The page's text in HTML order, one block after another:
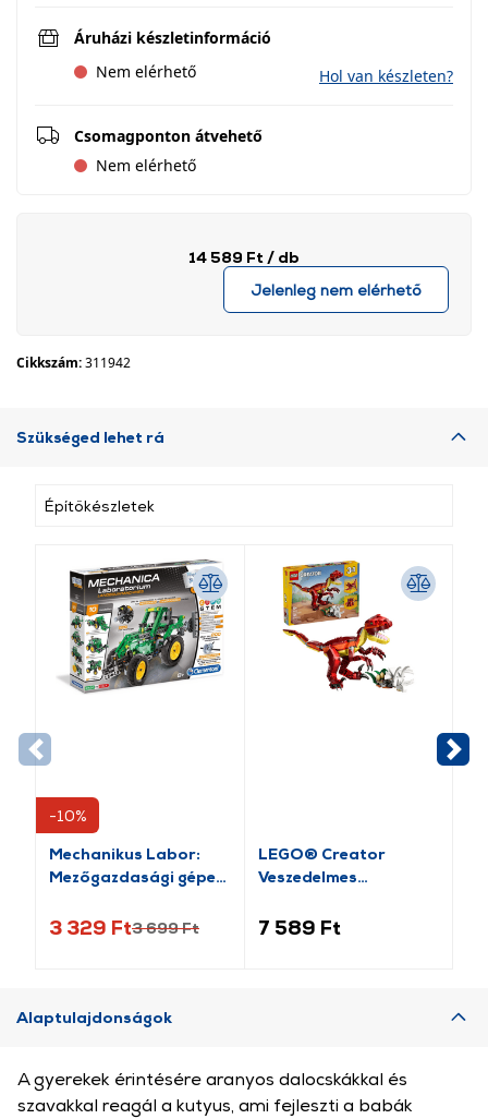
Áruházi készletinformáció
Nem elérhető
Hol van készleten?
Csomagponton átvehető
Nem elérhető
14 589 Ft / db
Jelenleg nem elérhető
Cikkszám:311942
Szükséged lehet rá
Építőkészletek
-10%
Mechanikus Labor:
Mezőgazdasági gépek
3 329 Ft3 699 Ft
LEGO® Creator
Veszedelmes
7 589 Ft
Alaptulajdonságok
A gyerekek érintésére aranyos dalocskákkal és
szavakkal reagál a kutyus, ami fejleszti a babák